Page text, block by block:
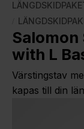
Salomon
with L
Värstingstav
kapas till din